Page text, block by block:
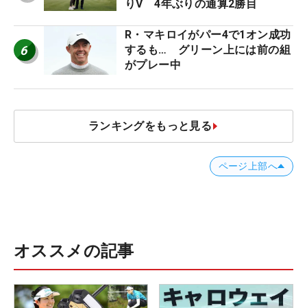
りV 4年ぶりの通算2勝目
6
R・マキロイがパー4で1オン成功
するも… グリーン上には前の組
がプレー中
ランキングをもっと見る
ページ上部へ
オススメの記事